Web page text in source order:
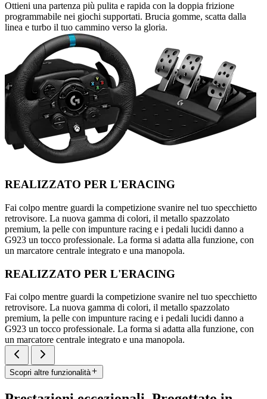
Ottieni una partenza più pulita e rapida con la doppia frizione
programmabile nei giochi supportati. Brucia gomme, scatta dalla
linea e turbo il tuo cammino verso la gloria.
REALIZZATO PER L'ERACING
Fai colpo mentre guardi la competizione svanire nel tuo specchietto
retrovisore. La nuova gamma di colori, il metallo spazzolato
premium, la pelle con impunture racing e i pedali lucidi danno a
G923 un tocco professionale. La forma si adatta alla funzione, con
un marcatore centrale integrato e una manopola.
REALIZZATO PER L'ERACING
Fai colpo mentre guardi la competizione svanire nel tuo specchietto
retrovisore. La nuova gamma di colori, il metallo spazzolato
premium, la pelle con impunture racing e i pedali lucidi danno a
G923 un tocco professionale. La forma si adatta alla funzione, con
un marcatore centrale integrato e una manopola.
Scopri altre funzionalità